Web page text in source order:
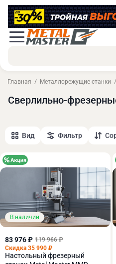
Главная Металлорежущие станки
Сверлильно-
Вид Фильтр
В наличии
83 976 ₽ 119 966 ₽
Скидка 35 990 ₽
Настольный фрезерный